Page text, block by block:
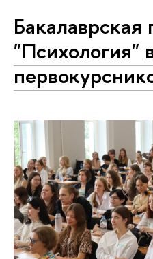
Бакалаврская
"Психология"